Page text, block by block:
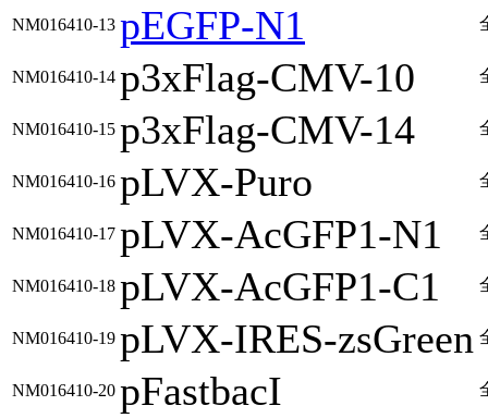
NM016410-13 pEGFP-N1
NM016410-14 p3xFlag-CMV-10
NM016410-15 p3xFlag-CMV-14
NM016410-16 pLVX-Puro
NM016410-17 pLVX-AcGFP1-N1
NM016410-18 pLVX-AcGFP1-C1
NM016410-19 pLVX-IRES-zsGreen
NM016410-20 pFastbacI